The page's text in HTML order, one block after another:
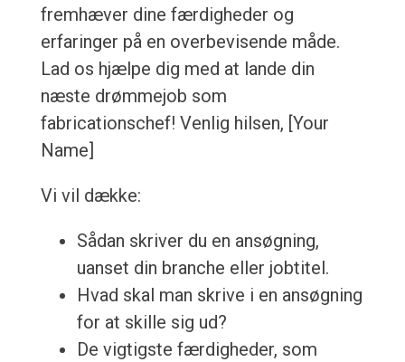
fremhæver dine færdigheder og
erfaringer på en overbevisende måde.
Lad os hjælpe dig med at lande din
næste drømmejob som
fabricationschef! Venlig hilsen, [Your
Name]
Vi vil dække:
Sådan skriver du en ansøgning,
uanset din branche eller jobtitel.
Hvad skal man skrive i en ansøgning
for at skille sig ud?
De vigtigste færdigheder, som